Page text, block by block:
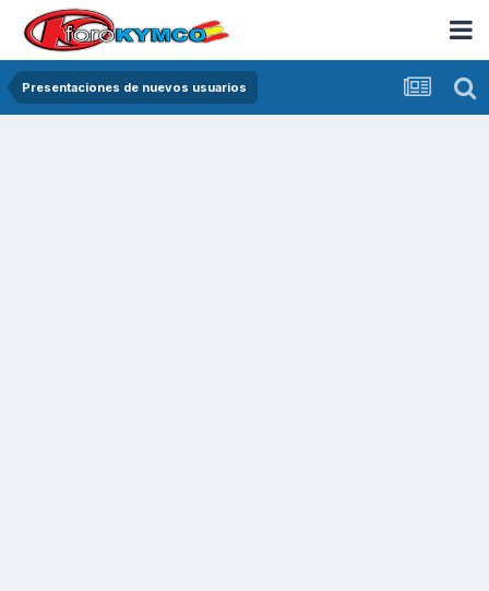
Presentaciones de nuevos usuarios